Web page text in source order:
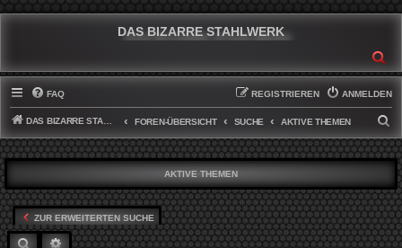
DAS BIZARRE STAHLWERK
FAQ ANMELDEN
REGISTRIEREN
DAS BIZARRE STAHLWERK FOREN-ÜBERSICHT SUCHE AKTIVE THEMEN
U
C
H
E
AKTIVE THEMEN
ZUR ERWEITERTEN SUCHE
SUCHE ERWEITERTE SUCHE